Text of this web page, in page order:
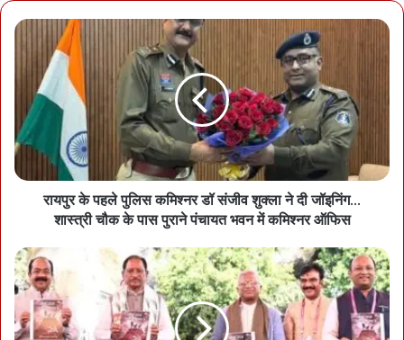
रायपुर के पहले पुलिस कमिश्नर डॉ संजीव शुक्ला ने दी जॉइनिंग…
शास्त्री चौक के पास पुराने पंचायत भवन में कमिश्नर ऑफिस